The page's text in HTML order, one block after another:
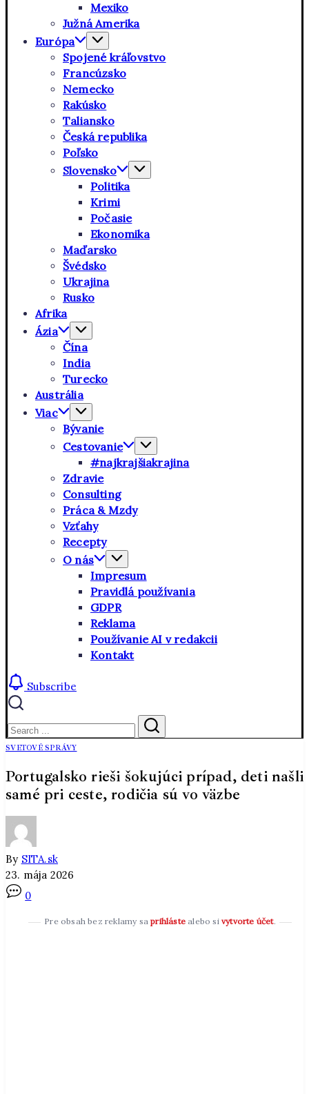
Mexiko
Južná Amerika
Európa
Spojené kráľovstvo
Francúzsko
Nemecko
Rakúsko
Taliansko
Česká republika
Poľsko
Slovensko
Politika
Krimi
Počasie
Ekonomika
Maďarsko
Švédsko
Ukrajina
Rusko
Afrika
Ázia
Čína
India
Turecko
Austrália
Viac
Bývanie
Cestovanie
#najkrajšiakrajina
Zdravie
Consulting
Práca & Mzdy
Vzťahy
Recepty
O nás
Impresum
Pravidlá používania
GDPR
Reklama
Používanie AI v redakcii
Kontakt
Subscribe
Close
Search
Search
SVETOVÉ SPRÁVY
Portugalsko rieši šokujúci prípad, deti našli
samé pri ceste, rodičia sú vo väzbe
By SITA.sk
23. mája 2026
0
Pre obsah bez reklamy saprihláste alebo si vytvorte účet.